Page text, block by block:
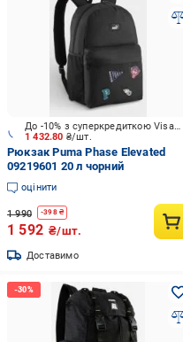
1 432.80 ₴/шт.
До -10% з суперкредиткою Visa Вигода
Рюкзак Puma Phase Elevated
09219601 20 л чорний
оцінити
1 990 -398₴
1 592 ₴/шт.
Доставимо